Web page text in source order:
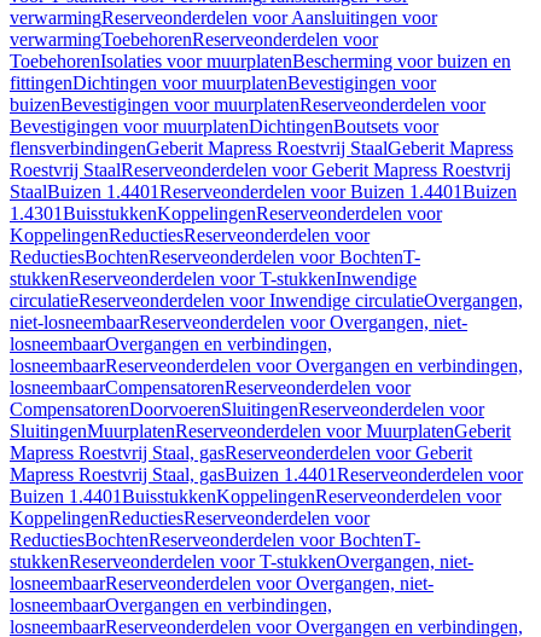
verwarmingReserveonderdelen voor Aansluitingen voor
verwarmingToebehorenReserveonderdelen voor
ToebehorenIsolaties voor muurplatenBescherming voor buizen en
fittingenDichtingen voor muurplatenBevestigingen voor
buizenBevestigingen voor muurplatenReserveonderdelen voor
Bevestigingen voor muurplatenDichtingenBoutsets voor
flensverbindingenGeberit Mapress Roestvrij StaalGeberit Mapress
Roestvrij StaalReserveonderdelen voor Geberit Mapress Roestvrij
StaalBuizen 1.4401Reserveonderdelen voor Buizen 1.4401Buizen
1.4301BuisstukkenKoppelingenReserveonderdelen voor
KoppelingenReductiesReserveonderdelen voor
ReductiesBochtenReserveonderdelen voor BochtenT-
stukkenReserveonderdelen voor T-stukkenInwendige
circulatieReserveonderdelen voor Inwendige circulatieOvergangen,
niet-losneembaarReserveonderdelen voor Overgangen, niet-
losneembaarOvergangen en verbindingen,
losneembaarReserveonderdelen voor Overgangen en verbindingen,
losneembaarCompensatorenReserveonderdelen voor
CompensatorenDoorvoerenSluitingenReserveonderdelen voor
SluitingenMuurplatenReserveonderdelen voor MuurplatenGeberit
Mapress Roestvrij Staal, gasReserveonderdelen voor Geberit
Mapress Roestvrij Staal, gasBuizen 1.4401Reserveonderdelen voor
Buizen 1.4401BuisstukkenKoppelingenReserveonderdelen voor
KoppelingenReductiesReserveonderdelen voor
ReductiesBochtenReserveonderdelen voor BochtenT-
stukkenReserveonderdelen voor T-stukkenOvergangen, niet-
losneembaarReserveonderdelen voor Overgangen, niet-
losneembaarOvergangen en verbindingen,
losneembaarReserveonderdelen voor Overgangen en verbindingen,